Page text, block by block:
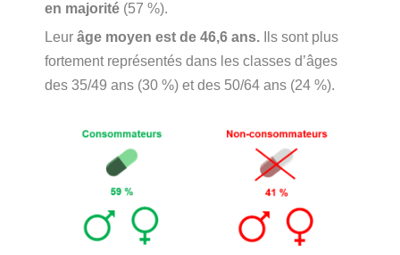
en majorité (57 %).
Leur âge moyen est de 46,6 ans. Ils sont plus
fortement représentés dans les classes d’âges
des 35/49 ans (30 %) et des 50/64 ans (24 %).